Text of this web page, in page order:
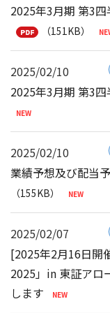
2025年3月期 第3四
（151KB）
2025/02/10
2025年3月期 第3
2025/02/10
業績予想及び配当
（155KB）
2025/02/07
[2025年2月16日開
2025」in 東証アロ
します